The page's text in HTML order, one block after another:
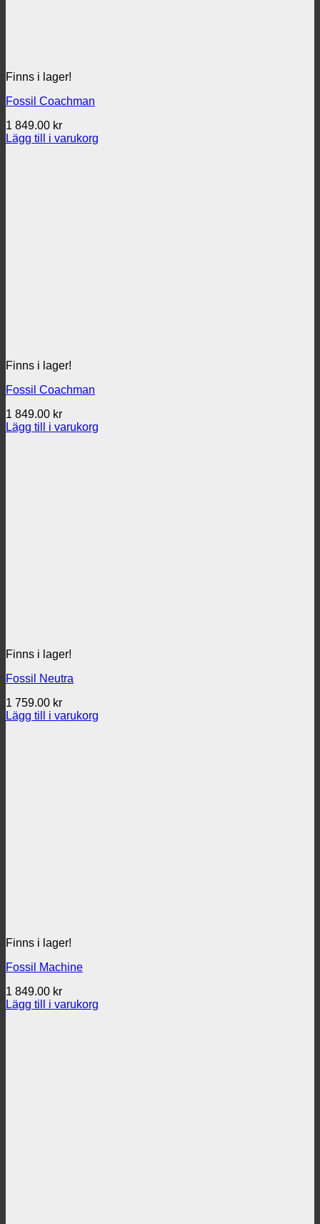
Finns i lager!
Fossil Coachman
1 849.00 kr
Lägg till i varukorg
Finns i lager!
Fossil Coachman
1 849.00 kr
Lägg till i varukorg
Finns i lager!
Fossil Neutra
1 759.00 kr
Lägg till i varukorg
Finns i lager!
Fossil Machine
1 849.00 kr
Lägg till i varukorg